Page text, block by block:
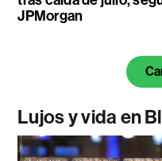
JPMorgan
Lujos y vida en